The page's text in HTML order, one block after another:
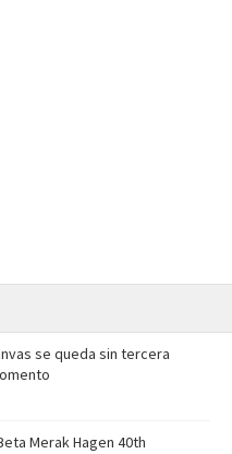
se queda sin tercera
Merak Hagen 40th